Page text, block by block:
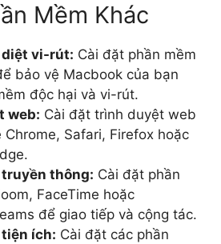
Mềm Khác
diệt vi-rút: Cài đặt phần mềm
bảo vệ Macbook của bạn
độc hại và vi-rút.
web: Cài đặt trình duyệt web
Chrome, Safari, Firefox hoặc
truyền thông: Cài đặt phần
FaceTime hoặc
để giao tiếp và cộng tác.
tiện ích: Cài đặt các phần